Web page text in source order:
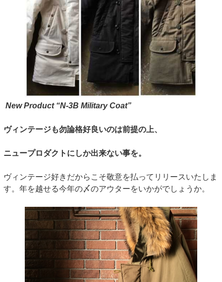
New Product “N-3B Military Coat”
ヴィンテージも勿論格好良いのは前提の上、
ニュープロダクトにしか出来ない事を。
ヴィンテージ好きだからこそ敬意を払ってリリースいたしま
す。年を越せる今年の〆のアウターをいかがでしょうか。